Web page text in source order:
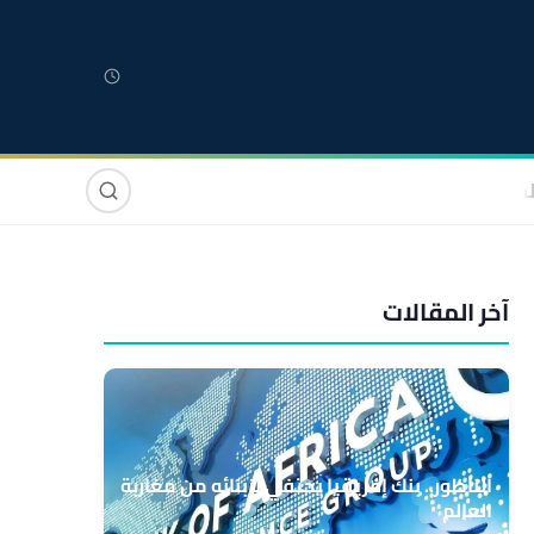
صوت وصورة
آخر المقالات
الناظور.. بنك إفريقيا يحتفي بزبنائه من مغاربة
العالم